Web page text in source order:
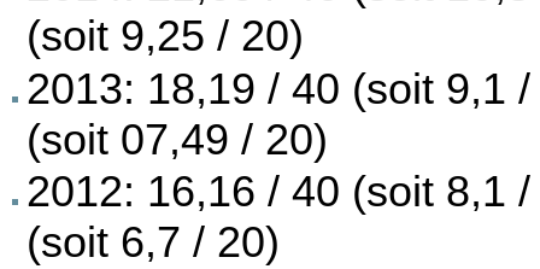
(soit 9,25 / 20)
2013: 18,19 / 40 (soit 9,1
(soit 07,49 / 20)
2012: 16,16 / 40 (soit 8,1
(soit 6,7 / 20)